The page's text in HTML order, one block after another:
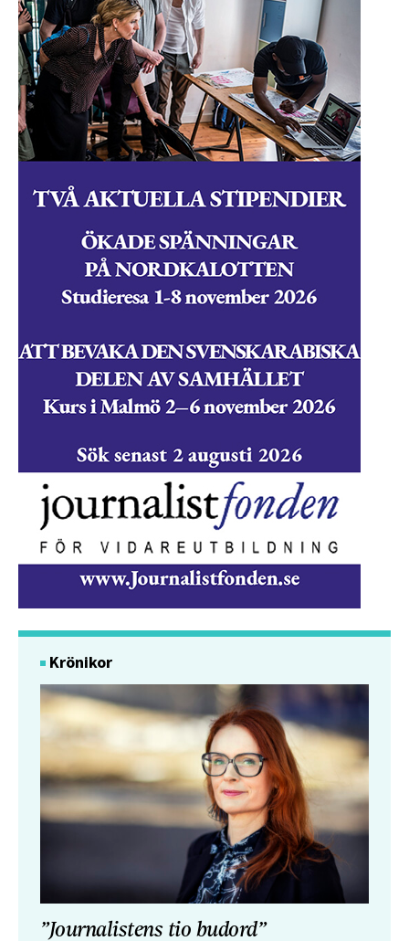
Krönikor
”Journalistens tio budord”